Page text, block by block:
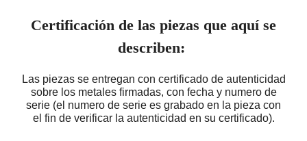
Certificación de las piezas que aquí se
describen:
Las piezas se entregan con certificado de autenticidad
sobre los metales firmadas, con fecha y numero de
serie (el numero de serie es grabado en la pieza con
el fin de verificar la autenticidad en su certificado).